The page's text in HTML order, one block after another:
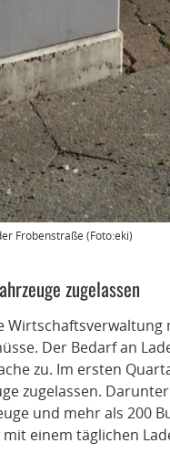
Frobenstraße (Foto:eki)
zugelassen
Der Bedarf an
zu. Im ersten
zugelassen.
und mehr als 200
einem täglichen